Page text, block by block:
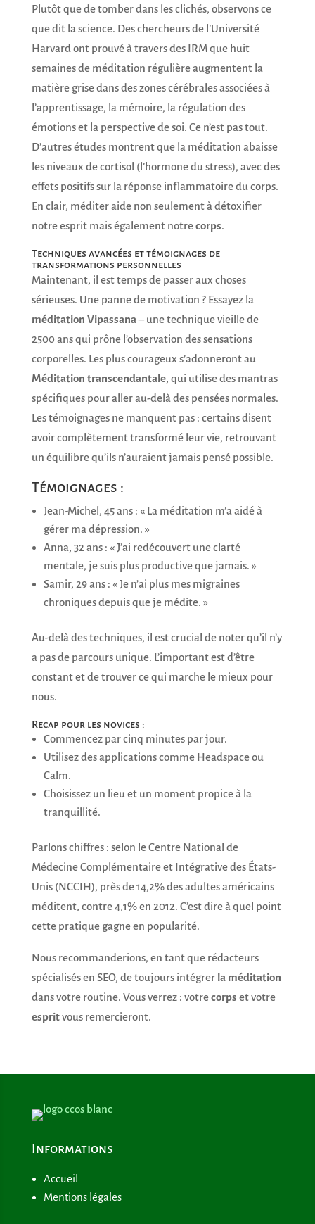
Plutôt que de tomber dans les clichés, observons ce
que dit la science. Des chercheurs de l’Université
Harvard ont prouvé à travers des IRM que huit
semaines de méditation régulière augmentent la
matière grise dans des zones cérébrales associées à
l’apprentissage, la mémoire, la régulation des
émotions et la perspective de soi. Ce n’est pas tout.
D’autres études montrent que la méditation abaisse
les niveaux de cortisol (l’hormone du stress), avec des
effets positifs sur la réponse inflammatoire du corps.
En clair, méditer aide non seulement à détoxifier
notre esprit mais également notrecorps.
Techniques avancées et témoignages de
transformations personnelles
Maintenant, il est temps de passer aux choses
sérieuses. Une panne de motivation ? Essayez la
méditation Vipassana– une technique vieille de
2500 ans qui prône l’observation des sensations
corporelles. Les plus courageux s’adonneront au
Méditation transcendantale, qui utilise des mantras
spécifiques pour aller au-delà des pensées normales.
Les témoignages ne manquent pas : certains disent
avoir complètement transformé leur vie, retrouvant
un équilibre qu’ils n’auraient jamais pensé possible.
Témoignages :
Jean-Michel, 45 ans : « La méditation m’a aidé à
gérer ma dépression. »
Anna, 32 ans : « J’ai redécouvert une clarté
mentale, je suis plus productive que jamais. »
Samir, 29 ans : « Je n’ai plus mes migraines
chroniques depuis que je médite. »
Au-delà des techniques, il est crucial de noter qu’il n’y
a pas de parcours unique. L’important est d’être
constant et de trouver ce qui marche le mieux pour
nous.
Recap pour les novices :
Commencez par cinq minutes par jour.
Utilisez des applications comme Headspace ou
Calm.
Choisissez un lieu et un moment propice à la
tranquillité.
Parlons chiffres : selon le Centre National de
Médecine Complémentaire et Intégrative des États-
Unis (NCCIH), près de 14,2% des adultes américains
méditent, contre 4,1% en 2012. C’est dire à quel point
cette pratique gagne en popularité.
Nous recommanderions, en tant que rédacteurs
spécialisés en SEO, de toujours intégrer la méditation
dans votre routine. Vous verrez : votrecorps et votre
espritvous remercieront.
Informations
Accueil
Mentions légales